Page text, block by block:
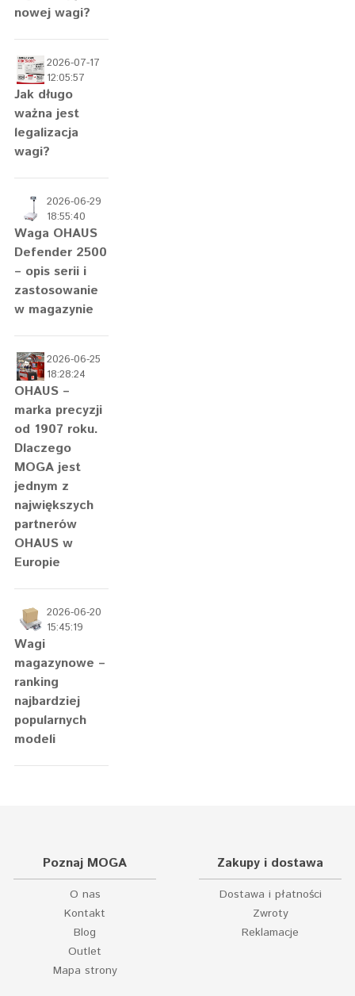
nowej wagi?
2026-07-17
12:05:57
Jak długo
ważna jest
legalizacja
wagi?
2026-06-29
18:55:40
Waga OHAUS
Defender 2500
– opis serii i
zastosowanie
w magazynie
2026-06-25
18:28:24
OHAUS –
marka precyzji
od 1907 roku.
Dlaczego
MOGA jest
jednym z
największych
partnerów
OHAUS w
Europie
2026-06-20
15:45:19
Wagi
magazynowe –
ranking
najbardziej
popularnych
modeli
Poznaj MOGA
O nas
Kontakt
Blog
Outlet
Mapa strony
Zakupy i dostawa
Dostawa i płatności
Zwroty
Reklamacje